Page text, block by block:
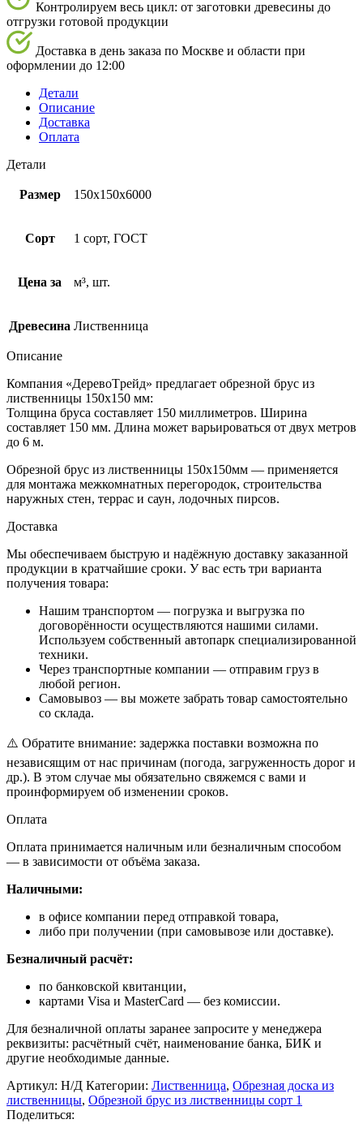
Контролируем весь цикл: от заготовки древесины до
отгрузки готовой продукции
Доставка в день заказа по Москве и области при
оформлении до 12:00
Детали
Описание
Доставка
Оплата
Детали
Размер 150х150х6000
Сорт 1 сорт, ГОСТ
Цена за м³, шт.
Древесина Лиственница
Описание
Компания «ДеревоTрейд» предлагает обрезной брус из
лиственницы 150х150 мм:
Толщина бруса составляет 150 миллиметров. Ширина
составляет 150 мм. Длина может варьироваться от двух метров
до 6 м.
Обрезной брус из лиственницы 150х150мм — применяется
для монтажа межкомнатных перегородок, строительства
наружных стен, террас и саун, лодочных пирсов.
Доставка
Мы обеспечиваем быструю и надёжную доставку заказанной
продукции в кратчайшие сроки. У вас есть три варианта
получения товара:
Нашим транспортом — погрузка и выгрузка по
договорённости осуществляются нашими силами.
Используем собственный автопарк специализированной
техники.
Через транспортные компании — отправим груз в
любой регион.
Самовывоз — вы можете забрать товар самостоятельно
со склада.
⚠️ Обратите внимание: задержка поставки возможна по
независящим от нас причинам (погода, загруженность дорог и
др.). В этом случае мы обязательно свяжемся с вами и
проинформируем об изменении сроков.
Оплата
Оплата принимается наличным или безналичным способом
— в зависимости от объёма заказа.
Наличными:
в офисе компании перед отправкой товара,
либо при получении (при самовывозе или доставке).
Безналичный расчёт:
по банковской квитанции,
картами Visa и MasterCard — без комиссии.
Для безналичной оплаты заранее запросите у менеджера
реквизиты: расчётный счёт, наименование банка, БИК и
другие необходимые данные.
Артикул: Н/Д Категории: Лиственница, Обрезная доска из
лиственницы, Обрезной брус из лиственницы сорт 1
Поделиться: